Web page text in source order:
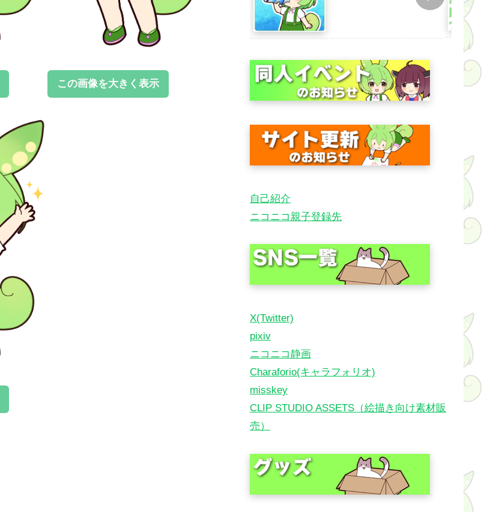
この画像を大きく表示
自己紹介
ニコニコ親子登録先
X(Twitter)
pixiv
ニコニコ静画
Charaforio(キャラフォリオ)
misskey
CLIP STUDIO ASSETS（絵描き向け素材販
売）